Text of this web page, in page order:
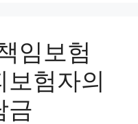
임보험
험자의
금